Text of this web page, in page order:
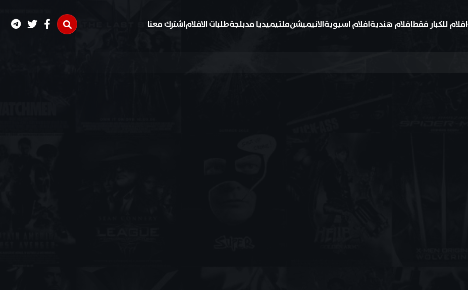
افلام للكبار فقطافلام هنديةافلام اسيويةالانيميشنملتيميديا مدبلجةطلبات الافلاماشترك معنا